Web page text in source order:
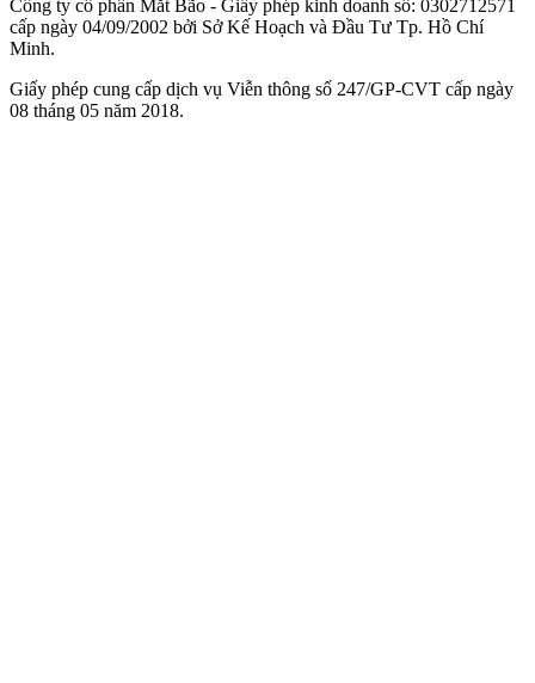
Công ty cổ phần Mắt Bão - Giấy phép kinh doanh số: 0302712571
cấp ngày 04/09/2002 bởi Sở Kế Hoạch và Đầu Tư Tp. Hồ Chí
Minh.
Giấy phép cung cấp dịch vụ Viễn thông số 247/GP-CVT cấp ngày
08 tháng 05 năm 2018.